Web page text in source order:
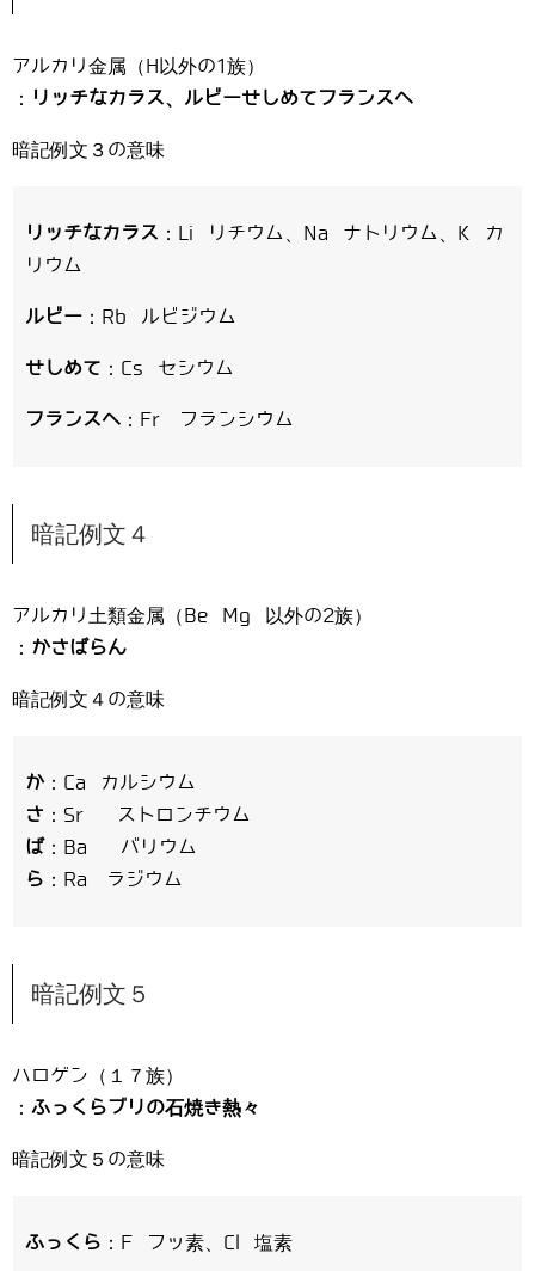
アルカリ金属（H以外の1族）
： リッチなカラス、ルビーせしめてフランスへ
暗記例文３の意味
リッチなカラス ：Li リチウム、Na ナトリウム、K カ
リウム
ルビー ：Rb ルビジウム
せしめて ：Cs セシウム
フランスへ ：Fr フランシウム
暗記例文４
アルカリ土類金属（Be Mg 以外の2族）
： かさばらん
暗記例文４の意味
か：Ca カルシウム
さ ：Sr ストロンチウム
ば ：Ba バリウム
ら ：Ra ラジウム
暗記例文５
ハロゲン（１７族）
： ふっくらブリの石焼き熱々
暗記例文５の意味
ふっくら ：F フッ素、Cl 塩素